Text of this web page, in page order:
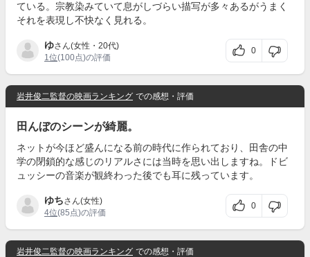
ている。宗教染みていて息がしづらい描写が多々あるがうまく
それを表現し不快なく見れる。
ゆさん(女性・20代)
1位(100点)の評価
0
岩井俊二監督の映画ランキング での感想・評価
田んぼのシーンが綺麗。
ネットが今ほど盛んになる前の時代に作られており、田舎の中
学の閉鎖的な感じのリアルさには当時を思い出しますね。ドビ
ュッシーの音楽が観終わった後でも耳に残っています。
ゆちさん(女性)
4位(85点)の評価
0
岩井俊二監督の映画ランキング での感想・評価